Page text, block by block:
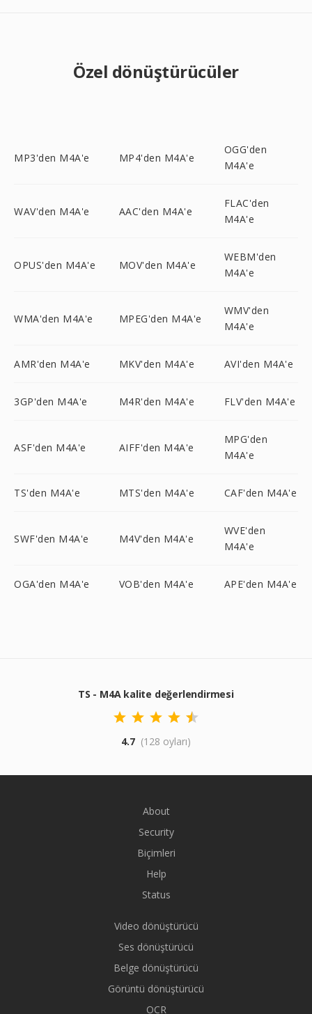
Özel dönüştürücüler
MP3'den M4A'e MP4'den M4A'e
OGG'den
M4A'e
WAV'den M4A'e AAC'den M4A'e
FLAC'den
M4A'e
OPUS'den M4A'e MOV'den M4A'e
WEBM'den
M4A'e
WMA'den M4A'e MPEG'den M4A'e
WMV'den
M4A'e
AMR'den M4A'e MKV'den M4A'e AVI'den M4A'e
3GP'den M4A'e M4R'den M4A'e FLV'den M4A'e
ASF'den M4A'e AIFF'den M4A'e
MPG'den
M4A'e
TS'den M4A'e MTS'den M4A'e CAF'den M4A'e
SWF'den M4A'e M4V'den M4A'e
WVE'den
M4A'e
OGA'den M4A'e VOB'den M4A'e APE'den M4A'e
TS - M4A kalite değerlendirmesi
4.7 (128 oyları)
About
Security
Biçimleri
Help
Status
Video dönüştürücü
Ses dönüştürücü
Belge dönüştürücü
Görüntü dönüştürücü
OCR